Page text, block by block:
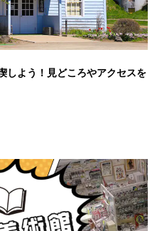
しよう！見どころやアクセスを